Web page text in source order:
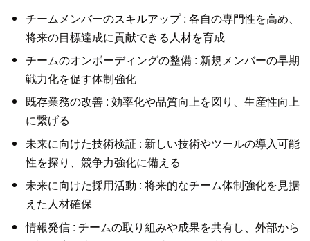
チームメンバーのスキルアップ : 各自の専門性を高め、
将来の目標達成に貢献できる人材を育成
チームのオンボーディングの整備 : 新規メンバーの早期
戦力化を促す体制強化
既存業務の改善 : 効率化や品質向上を図り、生産性向上
に繋げる
未来に向けた技術検証 : 新しい技術やツールの導入可能
性を探り、競争力強化に備える
未来に向けた採用活動 : 将来的なチーム体制強化を見据
えた人材確保
情報発信 : チームの取り組みや成果を共有し、外部から